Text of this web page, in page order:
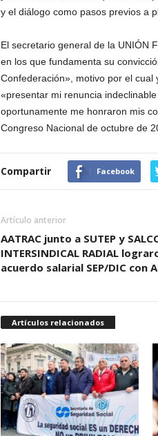
y el diálogo como pasos previos a
El secretario general de la UNIÓN
en los que fundamenta su
Confederación», motivo por el
«presentar mi renuncia
oportunamente me honraron mis
Congreso Nacional de octubre de
Compartir Facebook
Artículo anterior
AATRAC junto a SUTEP y
INTERSINDICAL RADIAL
acuerdo salarial SEP/DIC con
Artículos relacionados